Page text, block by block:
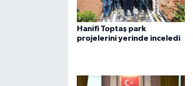
Hanifi Toptaş park
projelerini yerinde inceledi